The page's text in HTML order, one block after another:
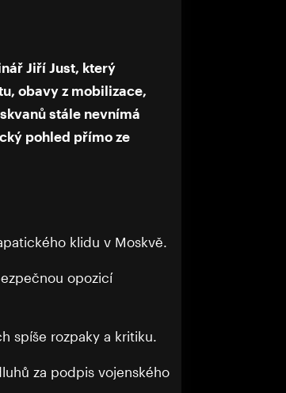
Jiří Just, který
obavy z mobilizace,
stále nevnímá
pohled přímo ze
klidu v Moskvě.
opozicí
spíše rozpaky a kritiku.
za podpis vojenského